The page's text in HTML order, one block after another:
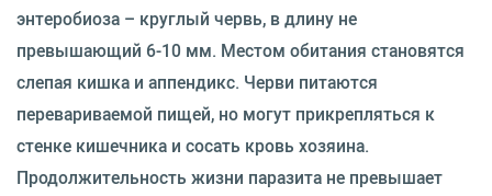
энтеробиоза – круглый червь, в длину не
превышающий 6-10 мм. Местом обитания становятся
слепая кишка и аппендикс. Черви питаются
перевариваемой пищей, но могут прикрепляться к
стенке кишечника и сосать кровь хозяина.
Продолжительность жизни паразита не превышает